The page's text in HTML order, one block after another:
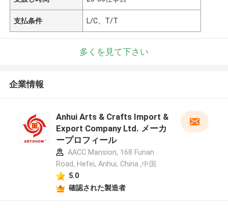
支払条件 L/C、T/T
多くを見て下さい
企業情報
Anhui Arts & Crafts Import &
Export Company Ltd. メーカ
ープロフィール
AACC Mansion, 168 Funan
Road, Hefei, Anhui, China ,中国
5.0
確認された製造者